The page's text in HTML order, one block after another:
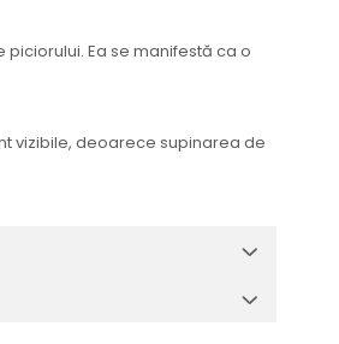
Ea se manifestă ca o
vizibile, deoarece supinarea de